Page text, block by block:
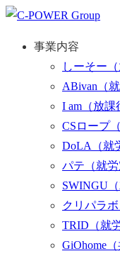
事業内容
しーそー
ABivan （
I am （放
CSロープ
DoLA
（
パテ （就
SWINGU
クリパラボ
TRID （就
GiOhome